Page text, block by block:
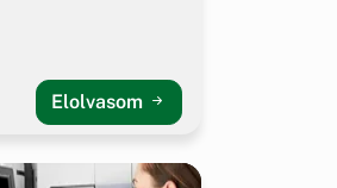
Elolvasom